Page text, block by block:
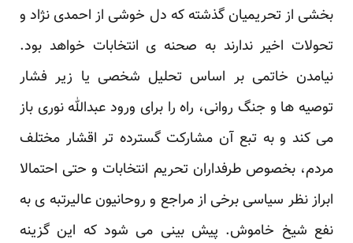
بخشی از تحریمیان گذشته که دل خوشی از احمدی نژاد و
تحولات اخیر ندارند به صحنه ی انتخابات خواهد ‏بود.
نیامدن خاتمی بر اساس تحلیل شخصی یا زیر فشار
توصیه ها و جنگ روانی، راه را برای ورود عبدالله ‏نوری باز
می کند و به تبع آن مشارکت گسترده تر اقشار مختلف
مردم، بخصوص طرفداران تحریم انتخابات ‏و حتی احتمالا
ابراز نظر سیاسی برخی از مراجع و روحانیون عالیرتبه ی به
نفع شیخ خاموش. پیش بینی می ‏شود که این گزینه